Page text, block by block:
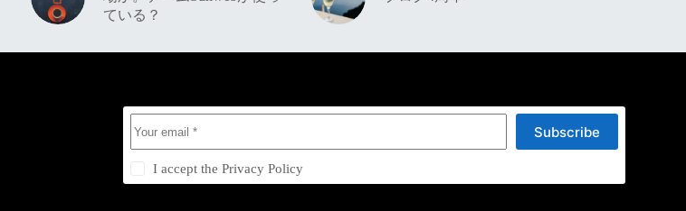
ている？
Subscribe
I accept thePrivacy Policy